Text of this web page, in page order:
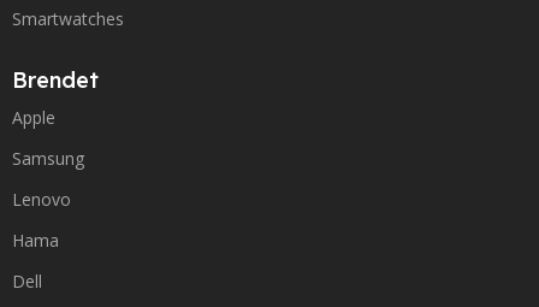
Smartwatches
Brendet
Apple
Samsung
Lenovo
Hama
Dell